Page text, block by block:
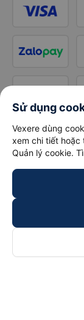
Sử dụng
Vexere dùng
xem chi tiết hoặc
Quản lý cookie.